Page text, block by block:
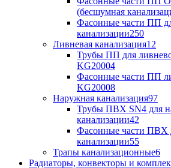
(бесшумная
Фасонные части ПП
канализации250
Ливневая канализация12
Трубы ПП для
KG20004
Фасонные части ПП
KG20008
Наружная канализация97
Трубы ПВХ SN4 для
канализации42
Фасонные части ПВХ
канализации55
Трапы канализационные6
Радиаторы, конвекторы и